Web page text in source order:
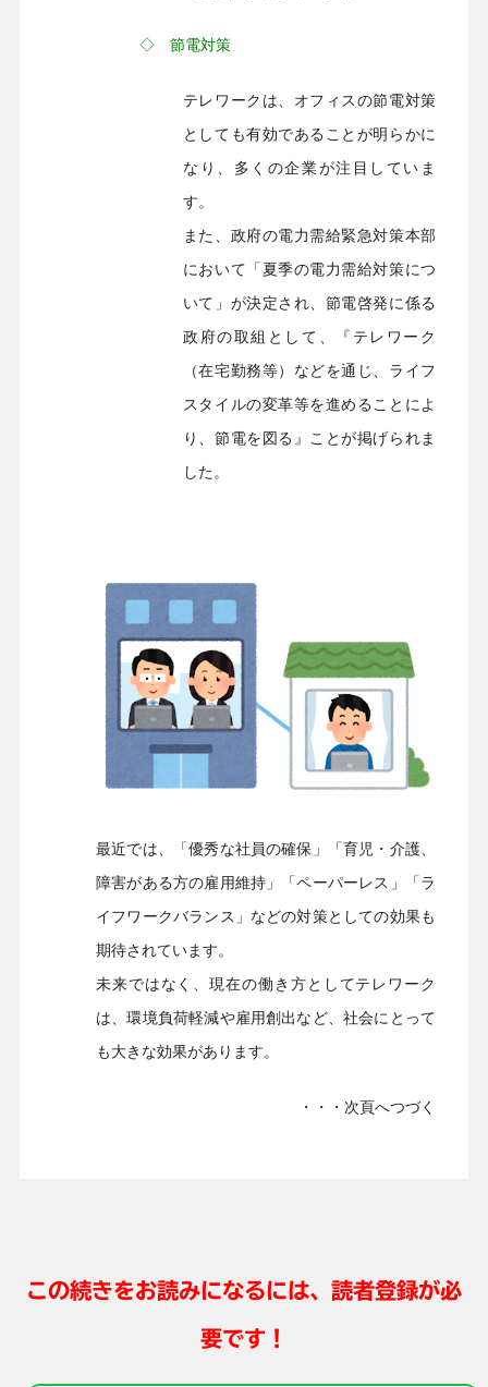
◇ 節電対策
テレワークは、オフィスの節電対策
としても有効であることが明らかに
なり、多くの企業が注目していま
す。
また、政府の電力需給緊急対策本部
において「夏季の電力需給対策につ
いて」が決定され、節電啓発に係る
政府の取組として、『テレワーク
（在宅勤務等）などを通じ、ライフ
スタイルの変革等を進めることによ
り、節電を図る』ことが掲げられま
した。
最近では、「優秀な社員の確保」「育児・介護、
障害がある方の雇用維持」「ペーパーレス」「ラ
イフワークバランス」などの対策としての効果も
期待されています。
未来ではなく、現在の働き方としてテレワーク
は、環境負荷軽減や雇用創出など、社会にとって
も大きな効果があります。
・・・次頁へつづく
この続きをお読みになるには、読者登録が必
要です！